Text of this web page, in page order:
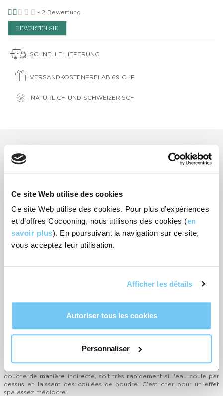
Ce site Web utilise des cookies
Ce site Web utilise des cookies. Pour plus d’expériences
et d’offres Cocooning, nous utilisons des cookies (en
savoir plus). En poursuivant la navigation sur ce site,
vous acceptez leur utilisation.
Afficher les détails
Autoriser tous les cookies
Personnaliser
- 2 Bewertung
BEWERTEN SIE
SCHNELLE LIEFERUNG
VERSANDKOSTENFREI AB 69 CHF
NATÜRLICH UND SCHWEIZERISCH
Ergebnisse
Verwendungen
1. Placez le galet dans un coin de votre douche, sur le sol, à
l’abri du jet d’eau direct.
2. Evitez de le plonger entièrement dans l’eau
3. Laissez la magie opérer: l’eau chaude va libérer les arômes.
Comme d'habitude chez cocooning, le produit a une bonne odeur
galet fond soit trop peu pour libérer l'odeur quand on le met sous la
douche de manière indirecte, soit très rapidement si l'eau coule par
dessus en laissant des coulées de poudre. C'est cher pour un effet
spa assez médiocre.